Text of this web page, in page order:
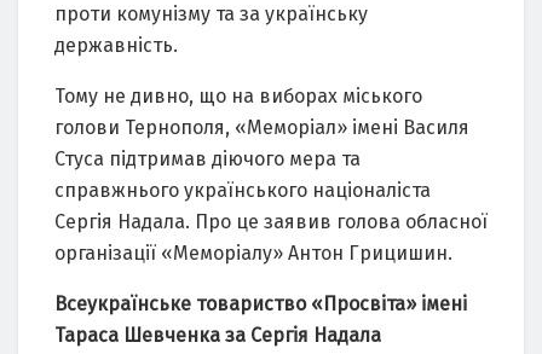
проти комунізму та за українську
державність.
Тому не дивно, що на виборах міського
голови Тернополя, «Меморіал» імені Василя
Стуса підтримав діючого мера та
справжнього українського націоналіста
Сергія Надала. Про це заявив голова обласної
організації «Меморіалу» Антон Грицишин.
Всеукраїнське товариство «Просвіта» імені
Тараса Шевченка за Сергія Надала